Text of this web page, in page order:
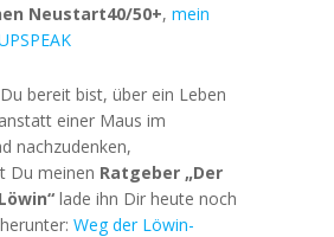
Neustart40/50+, mein
bereit bist, über ein Leben
einer Maus im
nachzudenken,
Du meinen Ratgeber „Der
lade ihn Dir heute noch
Weg der Löwin-